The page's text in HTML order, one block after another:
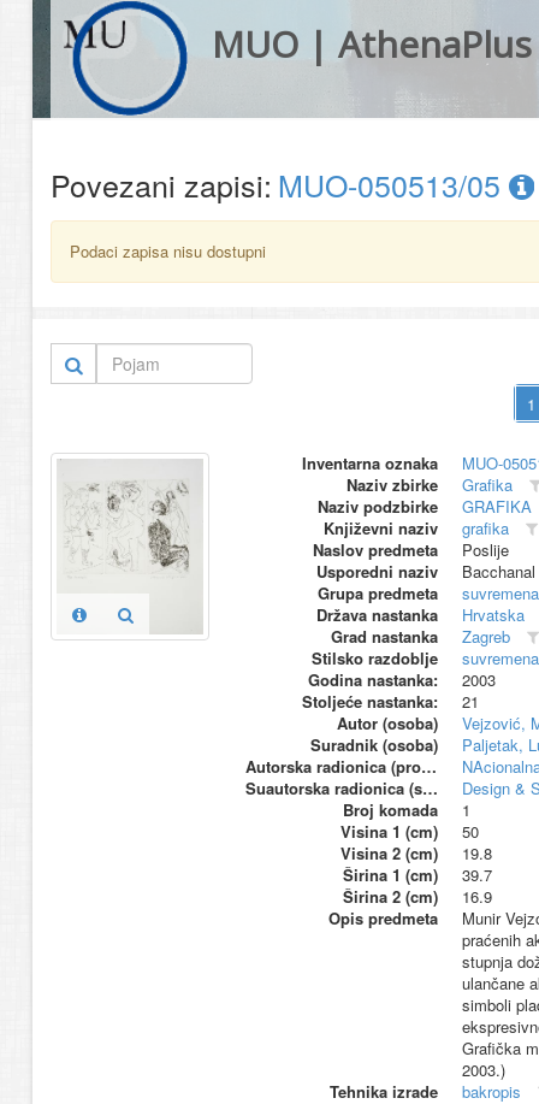
MUO | AthenaPlus
Povezani zapisi: MUO-050513/05
Podaci zapisa nisu dostupni
Inventarna oznaka
MUO-
Naziv zbirke
Grafika
Naziv podzbirke
GRAFIKA
Književni naziv
grafika
Naslov predmeta
Poslije
Usporedni naziv
Bacchanal
Grupa predmeta
suvremena
Država nastanka
Hrvatska
Grad nastanka
Zagreb
Stilsko razdoblje
suvremena
Godina nastanka:
2003
Stoljeće nastanka:
21
Autor (osoba)
Vejzović,
Suradnik (osoba)
Paljetak,
Autorska radionica (proizvođač)
Suautorska radionica (suproizvođač)
Design &
Broj komada
1
Visina 1 (cm)
50
Visina 2 (cm)
19.8
Širina 1 (cm)
39.7
Širina 2 (cm)
16.9
Opis predmeta
Munir
praćenih
stupnja
ulančane
simboli
Grafička
2003.)
Tehnika izrade
bakropis